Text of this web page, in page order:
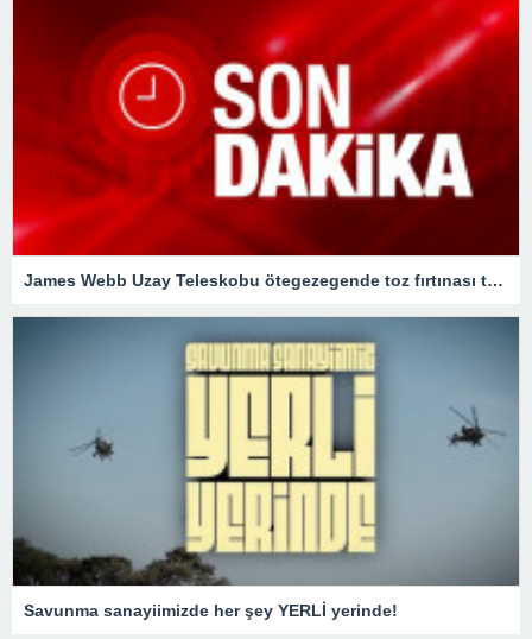
James Webb Uzay Teleskobu ötegezegende toz fırtınası tespit etti
Savunma sanayiimizde her şey YERLİ yerinde!